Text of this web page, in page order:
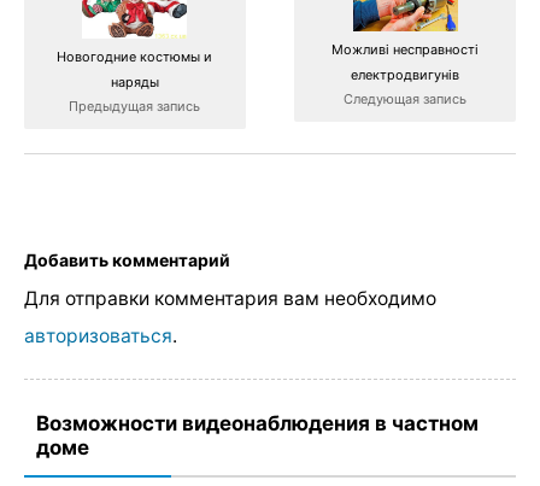
Новогодние костюмы и
наряды
Предыдущая запись
Можливі несправності
електродвигунів
Следующая запись
Добавить комментарий
Для отправки комментария вам необходимо
авторизоваться.
Возможности видеонаблюдения в частном
доме